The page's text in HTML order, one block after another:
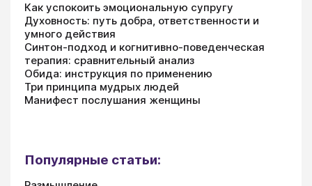
Как успокоить эмоциональную супругу
Духовность: путь добра, ответственности и
умного действия
Синтон-подход и когнитивно-поведенческая
терапия: сравнительный анализ
Обида: инструкция по применению
Три принципа мудрых людей
Манифест послушания женщины
Популярные статьи: